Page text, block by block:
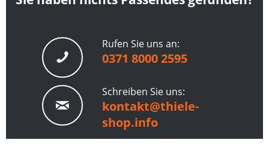
Rufen Sie uns an:
0371 8000 2595
Schreiben Sie uns:
kontakt@thiele-
shop.info